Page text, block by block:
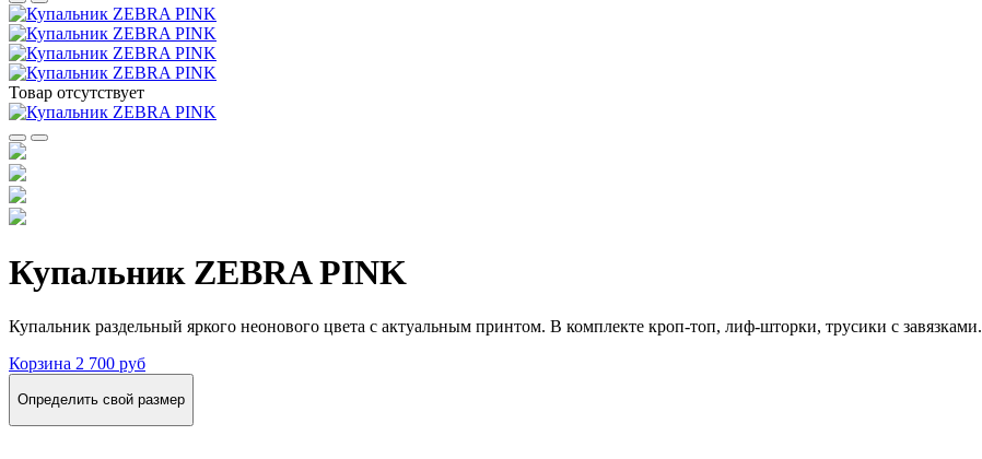
Товар отсутствует
Купальник ZEBRA PINK
Купальник раздельный яркого неонового цвета с актуальным принтом. В комплекте кроп-топ, лиф-шторки, трусики с завязками.
Корзина 2 700 руб
Определить свой размер